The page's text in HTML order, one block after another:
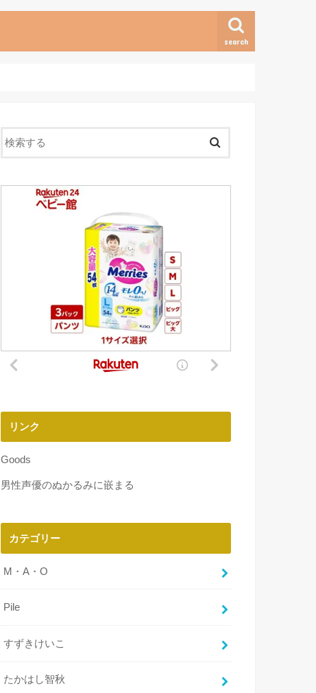
search
リンク
Goods
男性声優のぬかるみに嵌まる
カテゴリー
M・A・O
Pile
すずきけいこ
たかはし智秋